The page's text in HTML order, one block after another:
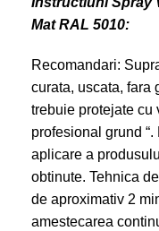
Mat RAL 5010:
Recomandari:
curata, uscata, fara
trebuie protejate cu
profesional grund
aplicare a
obtinute. Tehnica
de aproximativ 2
amestecarea